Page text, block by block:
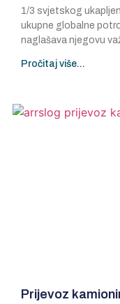
1/3 svjetskog
ukupne globalne
naglašava njegovu
Pročitaj više...
Prijevoz